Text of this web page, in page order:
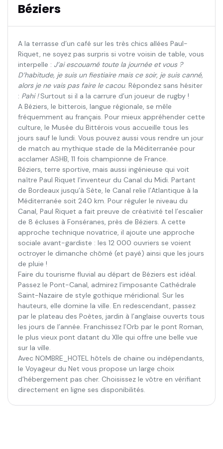
Béziers
A la terrasse d’un café sur les très chics allées Paul-
Riquet, ne soyez pas surpris si votre voisin de table, vous
interpelle : J’ai escouamé toute la journée et vous ?
D’habitude, je suis un fiestiaire mais ce soir, je suis canné,
alors je ne vais pas faire le cacou. Répondez sans hésiter
: Pahi !Surtout si il a la carrure d’un joueur de rugby !
A Béziers, le bitterois, langue régionale, se mêle
fréquemment au français. Pour mieux appréhender cette
culture, le Musée du Bittérois vous accueille tous les
jours sauf le lundi. Vous pouvez aussi vous rendre un jour
de match au mythique stade de la Méditerranée pour
acclamer ASHB, 11 fois championne de France.
Béziers, terre sportive, mais aussi ingénieuse qui voit
naître Paul Riquet l’inventeur du Canal du Midi. Partant
de Bordeaux jusqu’à Sète, le Canal relie l’Atlantique à la
Méditerranée soit 240 km. Pour réguler le niveau du
Canal, Paul Riquet a fait preuve de créativité tel l’escalier
de 8 écluses à Fonséranes, près de Béziers. A cette
approche technique novatrice, il ajoute une approche
sociale avant-gardiste : les 12 000 ouvriers se voient
octroyer le dimanche chômé (et payé) ainsi que les jours
de pluie !
Faire du tourisme fluvial au départ de Béziers est idéal.
Passez le Pont-Canal, admirez l’imposante Cathédrale
Saint-Nazaire de style gothique méridional. Sur les
hauteurs, elle domine la ville. En redescendant, passez
par le plateau des Poètes, jardin à l’anglaise ouverts tous
les jours de l’année. Franchissez l’Orb par le pont Roman,
le plus vieux pont datant du XIIe qui offre une belle vue
sur la ville.
Avec NOMBRE_HOTEL hôtels de chaine ou indépendants,
le Voyageur du Net vous propose un large choix
d’hébergement pas cher. Choisissez le vôtre en vérifiant
directement en ligne ses disponibilités.